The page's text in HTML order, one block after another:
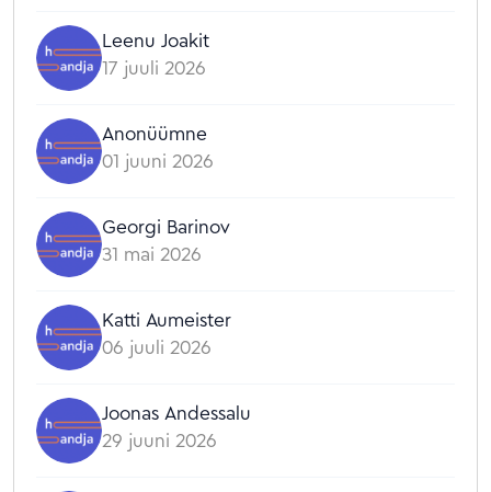
Leenu Joakit
17 juuli 2026
Anonüümne
01 juuni 2026
Georgi Barinov
31 mai 2026
Katti Aumeister
06 juuli 2026
Joonas Andessalu
29 juuni 2026